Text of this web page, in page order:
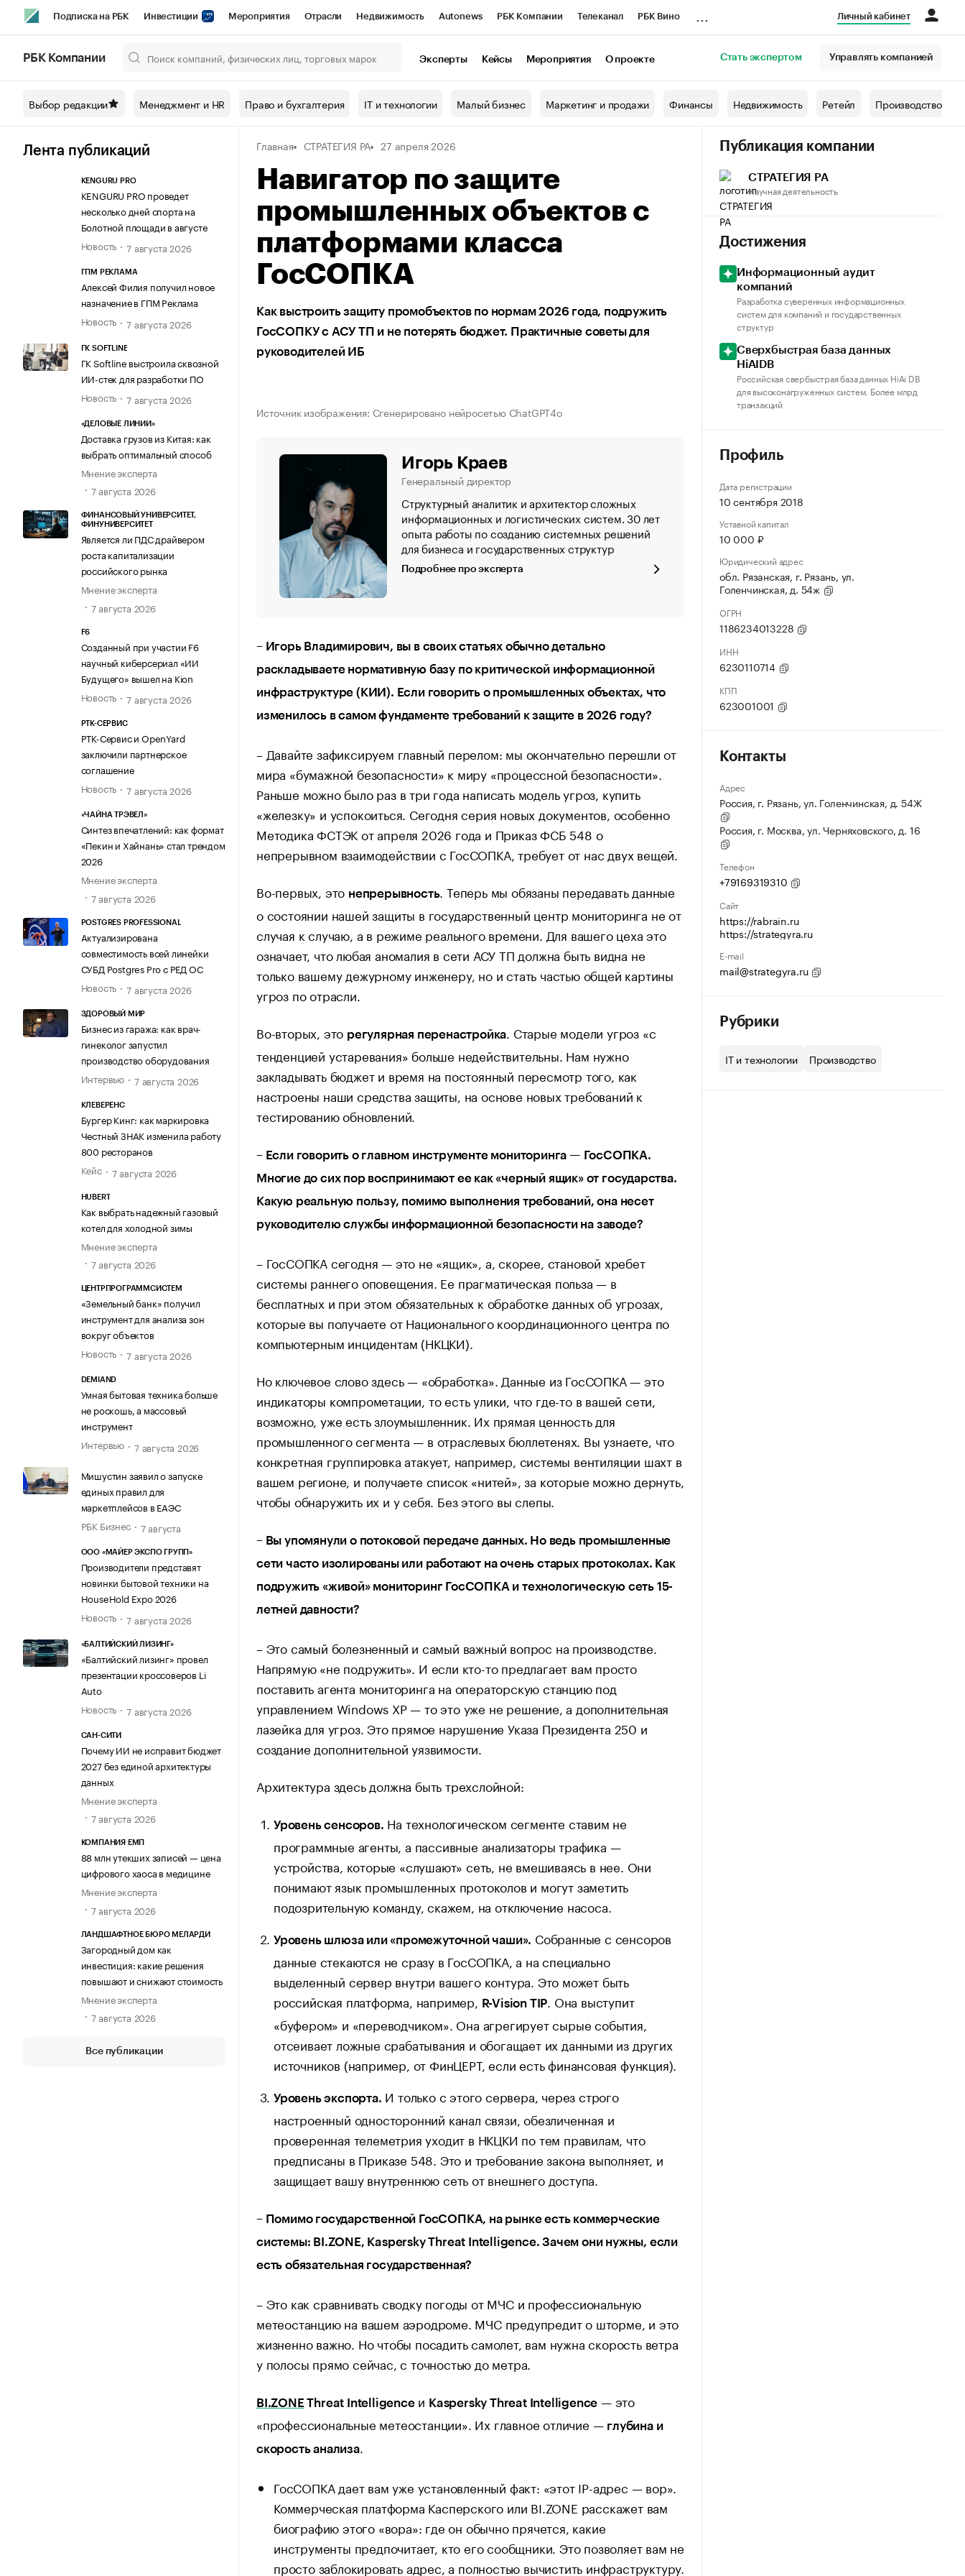
Подписка на РБК Инвестиции Мероприятия Отрасли Недвижимость Autonews РБК Компании Телеканал РБК Вино
Спецпроекты СПб Конференции СПб Спецпроекты Проверка контрагентов
Технологии и медиа Рынок наличной валюты
Личный кабинет
РБК Компании Эксперты Кейсы Мероприятия О проекте Стать экспертом Управлять компанией
Выбор редакции Менеджмент и HR Право и бухгалтерия IT и технологии Малый бизнес Маркетинг и продажи Финансы Недвижимость Ретейл Производство
Лента публикаций
KENGURU PRO
KENGURU PRO проведет
несколько дней спорта на
Болотной площади в августе
Новость
7 августа 2026
ГПМ РЕКЛАМА
Алексей Филия получил новое
назначение в ГПМ Реклама
Новость
7 августа 2026
ГК SOFTLINE
ГК Softline выстроила сквозной
ИИ-стек для разработки ПО
Новость
7 августа 2026
«ДЕЛОВЫЕ ЛИНИИ»
Доставка грузов из Китая: как
выбрать оптимальный способ
Мнение эксперта
7 августа 2026
ФИНАНСОВЫЙ УНИВЕРСИТЕТ,
ФИНУНИВЕРСИТЕТ
Является ли ПДС драйвером
роста капитализации
российского рынка
Мнение эксперта
7 августа 2026
F6
Созданный при участии F6
научный киберсериал «ИИ
Будущего» вышел на Kion
Новость
7 августа 2026
РТК-СЕРВИС
РТК-Сервис и OpenYard
заключили партнерское
соглашение
Новость
7 августа 2026
«ЧАЙНА ТРЭВЕЛ»
Синтез впечатлений: как формат
«Пекин и Хайнань» стал трендом
2026
Мнение эксперта
7 августа 2026
POSTGRES PROFESSIONAL
Актуализирована
совместимость всей линейки
СУБД Postgres Pro с РЕД ОС
Новость
7 августа 2026
ЗДОРОВЫЙ МИР
Бизнес из гаража: как врач-
гинеколог запустил
производство оборудования
Интервью
7 августа 2026
КЛЕВЕРЕНС
Бургер Кинг: как маркировка
Честный ЗНАК изменила работу
800 ресторанов
Кейс
7 августа 2026
HUBERT
Как выбрать надежный газовый
котел для холодной зимы
Мнение эксперта
7 августа 2026
ЦЕНТРПРОГРАММСИСТЕМ
«Земельный банк» получил
инструмент для анализа зон
вокруг объектов
Новость
7 августа 2026
DEMIAND
Умная бытовая техника больше
не роскошь, а массовый
инструмент
Интервью
7 августа 2026
Мишустин заявил о запуске
единых правил для
маркетплейсов в ЕАЭС
РБК Бизнес
7 августа
ООО «МАЙЕР ЭКСПО ГРУПП»
Производители представят
новинки бытовой техники на
HouseHold Expo 2026
Новость
7 августа 2026
«БАЛТИЙСКИЙ ЛИЗИНГ»
«Балтийский лизинг» провел
презентации кроссоверов Li
Auto
Новость
7 августа 2026
САН-СИТИ
Почему ИИ не исправит бюджет
2027 без единой архитектуры
данных
Мнение эксперта
7 августа 2026
КОМПАНИЯ ЕМП
88 млн утекших записей — цена
цифрового хаоса в медицине
Мнение эксперта
7 августа 2026
ЛАНДШАФТНОЕ БЮРО МЕЛАРДИ
Загородный дом как
инвестиция: какие решения
повышают и снижают стоимость
Мнение эксперта
7 августа 2026
Все публикации
Главная СТРАТЕГИЯ РА 27 апреля 2026
Навигатор по защите
промышленных объектов с
платформами класса
ГосСОПКА
Как выстроить защиту промобъектов по нормам 2026 года, подружить
ГосСОПКУ с АСУ ТП и не потерять бюджет. Практичные советы для
руководителей ИБ
Источник изображения: Сгенерировано нейросетью ChatGPT4o
Игорь Краев
Генеральный директор
Структурный аналитик и архитектор сложных
информационных и логистических систем. 30 лет
опыта работы по созданию системных решений
для бизнеса и государственных структур
Подробнее про эксперта
– Игорь Владимирович, вы в своих статьях обычно детально
раскладываете нормативную базу по критической информационной
инфраструктуре (КИИ). Если говорить о промышленных объектах, что
изменилось в самом фундаменте требований к защите в 2026 году?
– Давайте зафиксируем главный перелом: мы окончательно перешли от
мира «бумажной безопасности» к миру «процессной безопасности».
Раньше можно было раз в три года написать модель угроз, купить
«железку» и успокоиться. Сегодня серия новых документов, особенно
Методика ФСТЭК от апреля 2026 года и Приказ ФСБ 548 о
непрерывном взаимодействии с ГосСОПКА, требует от нас двух вещей.
Во-первых, это непрерывность. Теперь мы обязаны передавать данные
о состоянии нашей защиты в государственный центр мониторинга не от
случая к случаю, а в режиме реального времени. Для вашего цеха это
означает, что любая аномалия в сети АСУ ТП должна быть видна не
только вашему дежурному инженеру, но и стать частью общей картины
угроз по отрасли.
Во-вторых, это регулярная перенастройка
. Старые модели угроз «с
тенденцией устаревания» больше недействительны. Нам нужно
закладывать бюджет и время на постоянный пересмотр того, как
настроены наши средства защиты, на основе новых требований к
тестированию обновлений.
– Если говорить о главном инструменте мониторинга — ГосСОПКА.
Многие до сих пор воспринимают ее как «черный ящик» от государства.
Какую реальную пользу, помимо выполнения требований, она несет
руководителю службы информационной безопасности на заводе?
– ГосСОПКА сегодня — это не «ящик», а, скорее, становой хребет
системы раннего оповещения. Ее прагматическая польза — в
бесплатных и при этом обязательных к обработке данных об угрозах,
которые вы получаете от Национального координационного центра по
компьютерным инцидентам (НКЦКИ).
Но ключевое слово здесь — «обработка». Данные из ГосСОПКА — это
индикаторы компрометации, то есть улики, что где-то в вашей сети,
возможно, уже есть злоумышленник. Их прямая ценность для
промышленного сегмента — в отраслевых бюллетенях. Вы узнаете, что
конкретная группировка атакует, например, системы вентиляции шахт в
вашем регионе, и получаете список «нитей», за которые можно дернуть,
чтобы обнаружить их и у себя. Без этого вы слепы.
– Вы упомянули о потоковой передаче данных. Но ведь промышленные
сети часто изолированы или работают на очень старых протоколах. Как
подружить «живой» мониторинг ГосСОПКА и технологическую сеть 15-
летней давности?
– Это самый болезненный и самый важный вопрос на производстве.
Напрямую «не подружить». И если кто-то предлагает вам просто
поставить агента мониторинга на операторскую станцию под
управлением Windows XP — то это уже не решение, а дополнительная
лазейка для угроз. Это прямое нарушение Указа Президента 250 и
создание дополнительной уязвимости.
Архитектура здесь должна быть трехслойной:
Уровень сенсоров. На технологическом сегменте ставим не
программные агенты, а пассивные анализаторы трафика —
устройства, которые «слушают» сеть, не вмешиваясь в нее. Они
понимают язык промышленных протоколов и могут заметить
подозрительную команду, скажем, на отключение насоса.
Уровень шлюза или «промежуточной чаши». Собранные с сенсоров
данные стекаются не сразу в ГосСОПКА, а на специально
выделенный сервер внутри вашего контура. Это может быть
российская платформа, например,
R-Vision TIP
. Она выступит
«буфером» и «переводчиком». Она агрегирует сырые события,
отсеивает ложные срабатывания и обогащает их данными из других
источников (например, от ФинЦЕРТ, если есть финансовая функция).
Уровень экспорта. И только с этого сервера, через строго
настроенный односторонний канал связи, обезличенная и
проверенная телеметрия уходит в НКЦКИ по тем правилам, что
предписаны в Приказе 548. Это и требование закона выполняет, и
защищает вашу внутреннюю сеть от внешнего доступа.
– Помимо государственной ГосСОПКА, на рынке есть коммерческие
системы: BI.ZONE, Kaspersky Threat Intelligence. Зачем они нужны, если
есть обязательная государственная?
– Это как сравнивать сводку погоды от МЧС и профессиональную
метеостанцию на вашем аэродроме. МЧС предупредит о шторме, и это
жизненно важно. Но чтобы посадить самолет, вам нужна скорость ветра
у полосы прямо сейчас, с точностью до метра.
BI.ZONEThreat Intelligenceи Kaspersky Threat Intelligence — это
«профессиональные метеостанции». Их главное отличие — глубина и
скорость анализа.
ГосСОПКА дает вам уже установленный факт: «этот IP-адрес — вор».
Коммерческая платформа Касперского или BI.ZONE расскажет вам
биографию этого «вора»: где он обычно прячется, какие
инструменты предпочитает, кто его сообщники. Это позволяет вам не
просто заблокировать адрес, а полностью вычистить инфраструктуру.
Публикация компании
СТРАТЕГИЯ РА
Научная деятельность
Достижения
Информационный аудит
компаний
Разработка суверенных информационных
систем для компаний и государственных
структур
Сверхбыстрая база данных
HiAIDB
Российская свербыстрая база данных HiAi DB
для высоконагруженных систем. Более млрд
транзакций
Профиль
Дата регистрации
10 сентября 2018
Уставной капитал
10 000 ₽
Юридический адрес
обл. Рязанская, г. Рязань, ул.
Голенчинская, д. 54ж
ОГРН
1186234013228
ИНН
6230110714
КПП
623001001
Контакты
Адрес
Россия, г. Рязань, ул. Голенчинская, д. 54Ж
Россия, г. Москва, ул. Черняховского, д. 16
Телефон
+79169319310
Сайт
https://rabrain.ru
https://strategyra.ru
E-mail
mail@strategyra.ru
Рубрики
IT и технологии Производство